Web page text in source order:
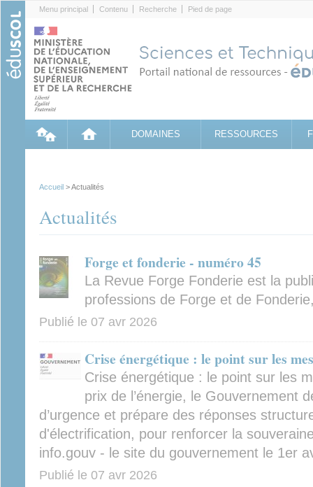
Menu principal Contenu Recherche Pied de page
DOMAINES RESSOURCES
Accueil > Actualités
Actualités
Forge et fonderie - numéro 45
La Revue Forge Fonderie est la
professions de Forge et de
Publié le 07 avr 2026
Crise énergétique : le point sur les
Crise énergétique : le point sur les
prix de l’énergie, le Gouvernement
d’urgence et prépare des réponses
d'électrification, pour renforcer la
info.gouv - le site du gouvernement le 1er
Publié le 07 avr 2026